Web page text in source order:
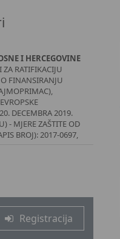
ZA
I
I HERCEGOVINE
RATIFIKACIJU
FINANSIRANJU
DECEMBRA 2019.
- MJERE ZAŠTITE OD
BROJ): 2017-0697,
I HERCEGOVINE
RATIFIKACIJU
O VJEŠTAČKOJ
RATIFIKACIJU
BEČKE
Registracija